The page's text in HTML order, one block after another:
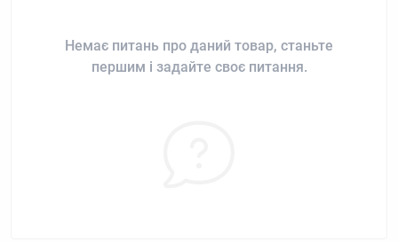
Немає питань про даний товар, станьте
першим і задайте своє питання.